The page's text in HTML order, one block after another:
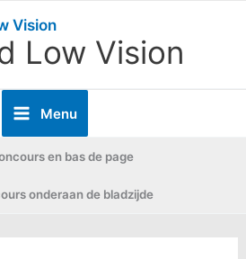
Low Vision
Menu
en bas de page
onderaan de bladzijde